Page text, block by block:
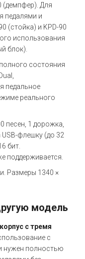
(демпфер). Для
педалями и
(стойка) и KPD-90
использования
блок).
состояния
педальное
реального
песен, 1 дорожка,
флешку (до 32
бит.
поддерживается.
Размеры 1340 ×
модель
с тремя
с
нужен полностью